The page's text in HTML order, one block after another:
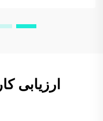
ارزیابی